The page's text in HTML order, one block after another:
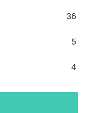
36
5
4